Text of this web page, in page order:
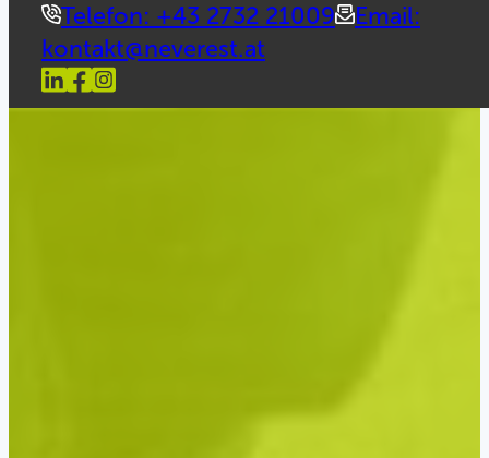
Telefon: +43 2732 21009
Email:
kontakt@neverest.at